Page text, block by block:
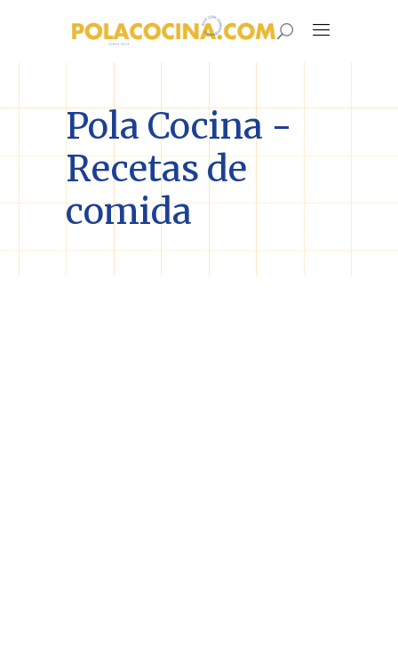
Pola Cocina -
Recetas de
comida